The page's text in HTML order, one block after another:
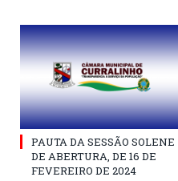
PAUTA DA SESSÃO SOLENE
DE ABERTURA, DE 16 DE
FEVEREIRO DE 2024